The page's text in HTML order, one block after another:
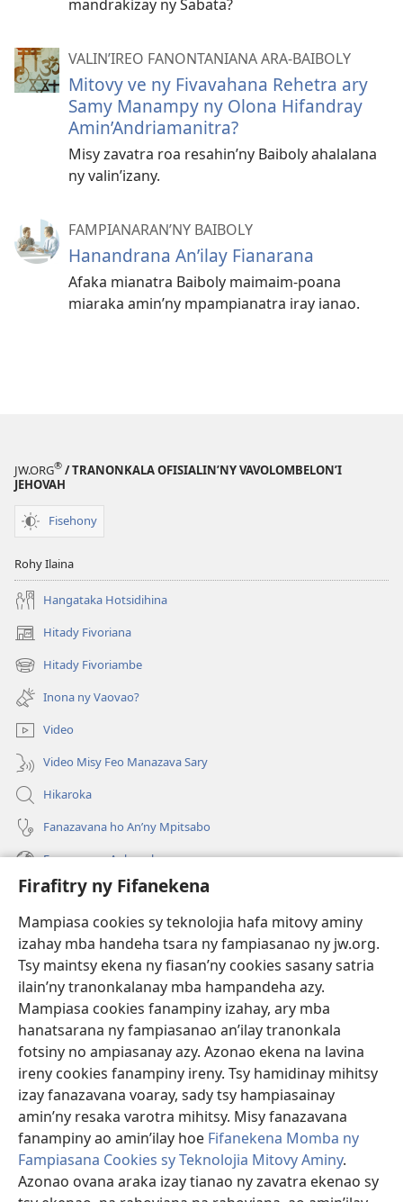
Firafitry ny Fifanekena
Mampiasa cookies sy teknolojia hafa mitovy aminy
izahay mba handeha tsara ny fampiasanao ny jw.org.
Tsy maintsy ekena ny fiasan’ny cookies sasany satria
ilain’ny tranonkalanay mba hampandeha azy.
Mampiasa cookies fanampiny izahay, ary mba
hanatsarana ny fampiasanao an’ilay tranonkala
fotsiny no ampiasanay azy. Azonao ekena na lavina
ireny cookies fanampiny ireny. Tsy hamidinay mihitsy
izay fanazavana voaray, sady tsy hampiasainay
amin’ny resaka varotra mihitsy. Misy fanazavana
fanampiny ao amin’ilay hoe Fifanekena Momba ny
Fampiasana Cookies sy Teknolojia Mitovy Aminy.
Azonao ovana araka izay tianao ny zavatra ekenao sy
mandrakizay ny Sabata?
VALIN’IREO FANONTANIANA ARA-BAIBOLY
Mitovy ve ny Fivavahana Rehetra ary
Samy Manampy ny Olona Hifandray
Amin’Andriamanitra?
Misy zavatra roa resahin’ny Baiboly ahalalana
ny valin’izany.
FAMPIANARAN’NY BAIBOLY
Hanandrana An’ilay Fianarana
Afaka mianatra Baiboly maimaim-poana
miaraka amin’ny mpampianatra iray ianao.
JW.ORG® / TRANONKALA OFISIALIN’NY VAVOLOMBELON’I
JEHOVAH
Fisehony
Rohy Ilaina
Hangataka Hotsidihina
Hitady Fivoriana
(manokatra
rohy) Hitady Fivoriambe
(manokatra
rohy) Inona ny Vaovao?
Video
Video Misy Feo Manazava Sary
Hikaroka
Fanazavana ho An’ny Mpitsabo
Fanazavana Ankapobeny
Fanampiana
Fanomezana
(manokatra
rohy)
FITEHIRIZAM-BOKIN’NY Vavolombelon’i Jehovah
(manokatra
rohy)
JW Hub
(manokatra
rohy)
JW Library
Watchtower Library ®